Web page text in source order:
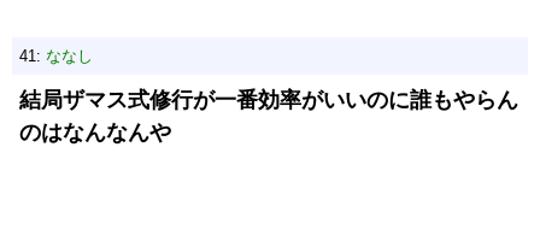
41: ななし
結局ザマス式修行が一番効率がいいのに誰もやらん
のはなんなんや